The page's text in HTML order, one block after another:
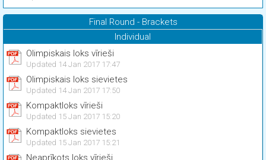
Final Round - Brackets
Individual
Olimpiskais loks vīrieši
Updated 14 Jan 2017 17:47
Olimpiskais loks sievietes
Updated 14 Jan 2017 17:50
Kompaktloks vīrieši
Updated 15 Jan 2017 15:20
Kompaktloks sievietes
Updated 15 Jan 2017 15:21
Neaprīkots loks vīrieši